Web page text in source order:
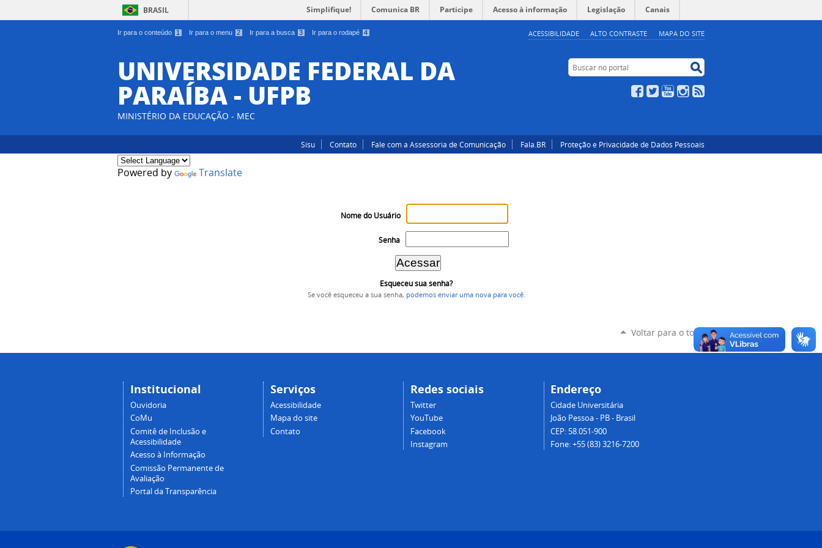
Ir para o conteúdo 1 Ir para o menu 2 Ir para a busca 3 Ir para o rodapé 4 ACESSIBILIDADE ALTO CONTRASTE MAPA DO SITE
BRASIL Simplifique! Comunica BR Participe Acesso à informação Legislação Canais
UNIVERSIDADE FEDERAL DA
PARAÍBA - UFPB
MINISTÉRIO DA EDUCAÇÃO - MEC
Buscar no portal
Facebook
TwitterYouTubeInstagram
Sisu Contato Fale com a Assessoria de Comunicação Fala.BR Proteção e Privacidade de Dados Pessoais
Powered by Translate
Nome do Usuário
Senha
Esqueceu sua senha?
Se você esqueceu a sua senha, podemos enviar uma nova para você.
Voltar para o topo
Institucional
Ouvidoria
CoMu
Comitê de Inclusão e
Acessibilidade
Acesso à Informação
Comissão Permanente de
Avaliação
Portal da Transparência
Serviços
Acessibilidade
Mapa do site
Contato
Redes sociais
Twitter
YouTube
Facebook
Instagram
Endereço
Cidade Universitária
João Pessoa - PB - Brasil
CEP: 58.051-900
Fone: +55 (83) 3216-7200